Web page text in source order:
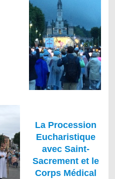
La Procession
Eucharistique
avec Saint-
Sacrement et le
Corps Médical